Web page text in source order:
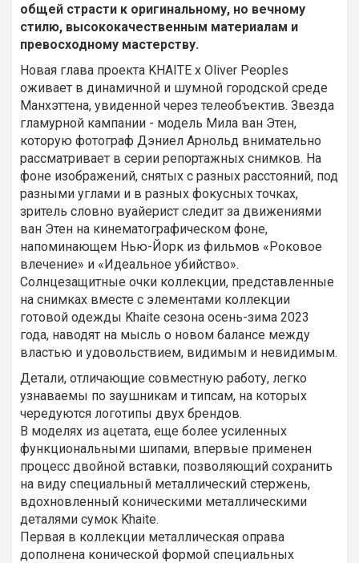
общей страсти к оригинальному, но вечному
стилю, высококачественным материалам и
превосходному мастерству.
Новая глава проекта KHAITE x Oliver Peoples
оживает в динамичной и шумной городской среде
Манхэттена, увиденной через телеобъектив. Звезда
гламурной кампании - модель Мила ван Этен,
которую фотограф Дэниел Арнольд внимательно
рассматривает в серии репортажных снимков. На
фоне изображений, снятых с разных расстояний, под
разными углами и в разных фокусных точках,
зритель словно вуайерист следит за движениями
ван Этен на кинематографическом фоне,
напоминающем Нью-Йорк из фильмов «Роковое
влечение» и «Идеальное убийство».
Солнцезащитные очки коллекции, представленные
на снимках вместе с элементами коллекции
готовой одежды Khaite сезона осень-зима 2023
года, наводят на мысль о новом балансе между
властью и удовольствием, видимым и невидимым.
Детали, отличающие совместную работу, легко
узнаваемы по заушникам и типсам, на которых
чередуются логотипы двух брендов.
В моделях из ацетата, еще более усиленных
функциональными шипами, впервые применен
процесс двойной вставки, позволяющий сохранить
на виду специальный металлический стержень,
вдохновленный коническими металлическими
деталями сумок Khaite.
Первая в коллекции металлическая оправа
дополнена конической формой специальных